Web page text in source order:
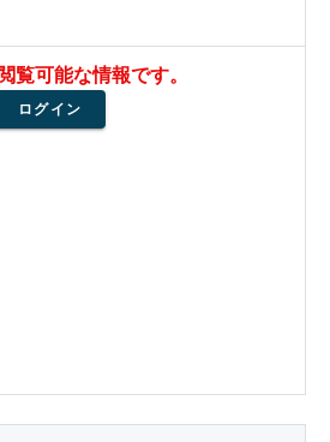
覧可能な情報です。
ログイン